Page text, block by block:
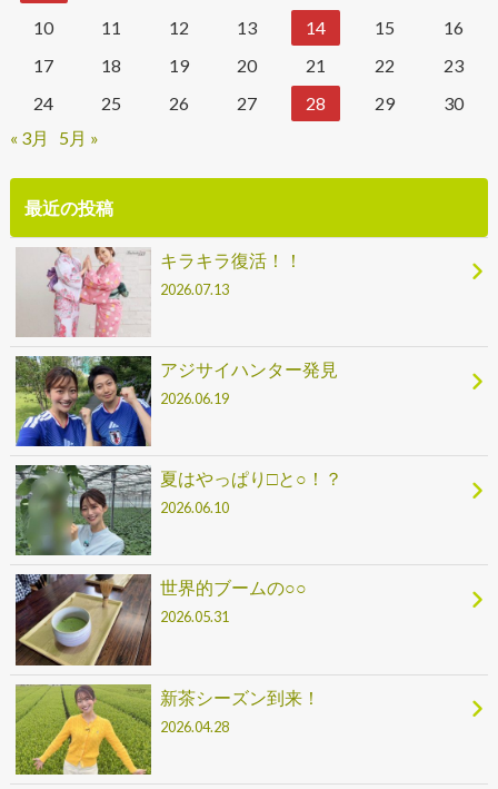
10
11 12 13 14 15
16
17
18 19 20 21 22
23
24
25 26 27 28 29
30
« 3月
5月 »
最近の投稿
キラキラ復活！！
2026.07.13
アジサイハンター発見
2026.06.19
夏はやっぱり□と○！？
2026.06.10
世界的ブームの○○
2026.05.31
新茶シーズン到来！
2026.04.28